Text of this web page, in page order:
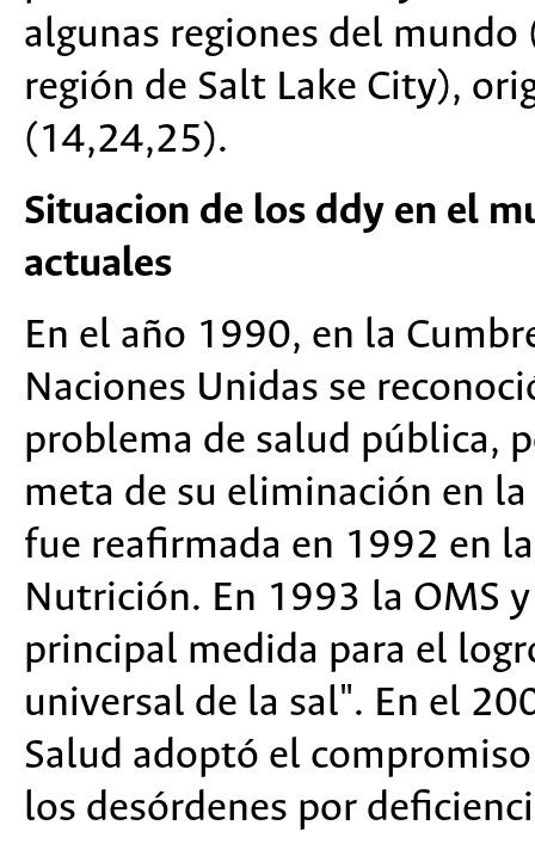
algunas regiones del
región de Salt Lake City),
(14,24,25).
Situacion de los ddy en el
actuales
En el año 1990, en la
Naciones Unidas se
problema de salud pública,
meta de su eliminación en
fue reafirmada en 1992 en
Nutrición. En 1993 la OMS
principal medida para el
universal de la sal". En el
Salud adoptó el
los desórdenes por